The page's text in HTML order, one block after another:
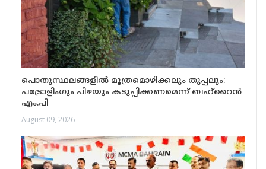
പൊതുസ്ഥലങ്ങളിൽ മൂത്രമൊഴിക്കലും തുപ്പലും:
പട്രോളിംഗും പിഴയും കടുപ്പിക്കണമെന്ന് ബഹ്‌റൈൻ
എം.പി
August 09, 2026